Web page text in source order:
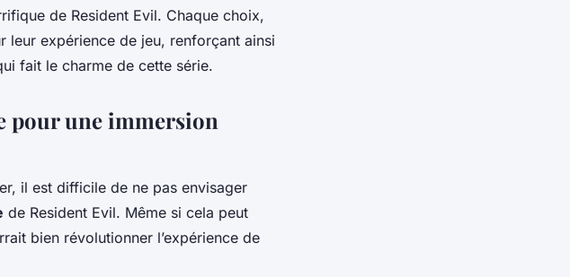
de Resident Evil. Chaque choix,
leur expérience de jeu, renforçant ainsi
fait le charme de cette série.
pour une immersion
il est difficile de ne pas envisager
de Resident Evil. Même si cela peut
bien révolutionner l’expérience de